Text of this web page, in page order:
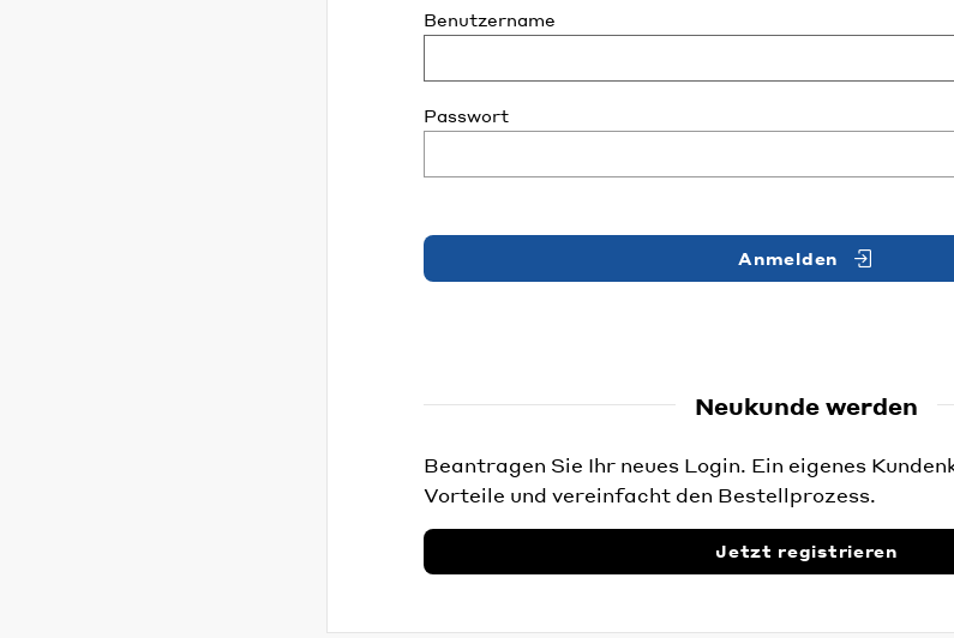
Benutzername
Passwort
Anmelden
Neukunde werden
Beantragen Sie Ihr neues Login. Ein eigenes
Vorteile und vereinfacht den Bestellprozess.
Jetzt registrieren